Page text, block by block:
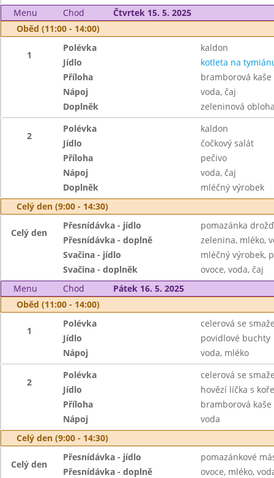
Menu Chod
Čtvrtek 15. 5. 2025
Oběd (11:00 - 14:00)
1
Polévka
kaldon
Jídlo
kotleta na
Příloha
bramborová kaše
Nápoj
voda, čaj
Doplněk
zeleninová
2
Polévka
kaldon
Jídlo
čočkový salát
Příloha
pečivo
Nápoj
voda, čaj
Doplněk
mléčný výrobek
Celý den (9:00 - 14:30)
Celý den
Přesnídávka - jídlo
pomazánka
Přesnídávka - doplně
zelenina, mléko,
Svačina - jídlo
mléčný výrobek,
Svačina - doplněk
ovoce, voda, čaj
Menu
Chod
Pátek 16. 5. 2025
Oběd (11:00 - 14:00)
1
Polévka
celerová se
Jídlo
povidlové buchty
Nápoj
voda, mléko
2
Polévka
celerová se
Jídlo
hovězí líčka s
Příloha
bramborová kaše
Nápoj
voda
Celý den (9:00 - 14:30)
Celý den
Přesnídávka - jídlo
pomazánkové
Přesnídávka - doplně
ovoce, mléko,